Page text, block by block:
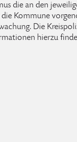
die an den
Kommune
Die
hierzu